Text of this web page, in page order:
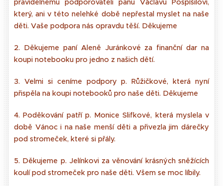
pravidelnému podporovateli panu Václavu Pospíšilovi,
který, ani v této nelehké době nepřestal myslet na naše
děti. Vaše podpora nás opravdu těší. Děkujeme
2. Děkujeme paní Aleně Juránkové za finanční dar na
koupi notebooku pro jedno z našich dětí.
3. Velmi si ceníme podpory p. Růžičkové, která nyní
přispěla na koupi notebooků pro naše děti. Děkujeme
4. Poděkování patří p. Monice Slifkové, která myslela v
době Vánoc i na naše menší děti a přivezla jim dárečky
pod stromeček, které si přály.
5. Děkujeme p. Jelínkovi za věnování krásných sněžících
koulí pod stromeček pro naše děti. Všem se moc líbily.